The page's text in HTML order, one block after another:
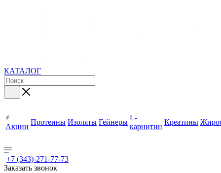
КАТАЛОГ
Акции
Протеины Изоляты Гейнеры
L-
карнитин
Креатины
+7 (343)-271-77-73
Заказать звонок